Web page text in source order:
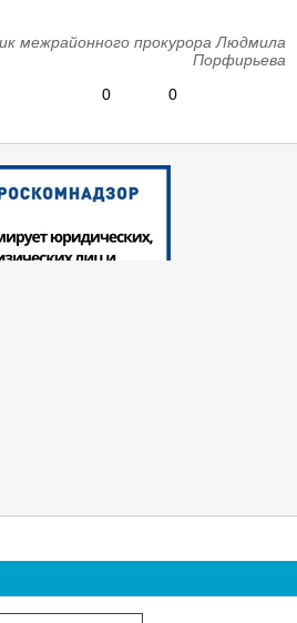
межрайонного прокурора Людмила
Порфирьева
0
0